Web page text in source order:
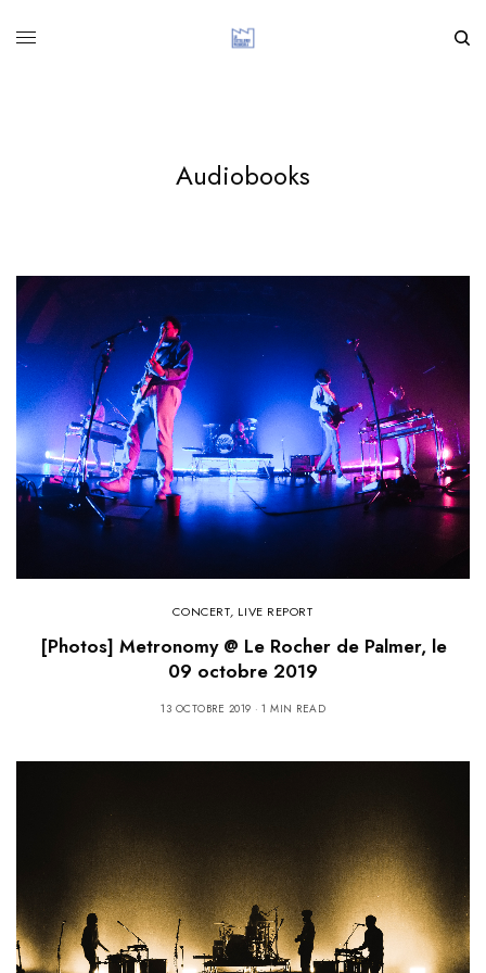
Audiobooks
CONCERT, LIVE REPORT
[Photos] Metronomy @ Le Rocher de Palmer, le
09 octobre 2019
13 OCTOBRE 2019 1 MIN READ